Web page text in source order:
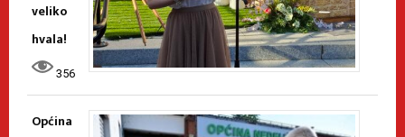
veliko
hvala!
356
Općina